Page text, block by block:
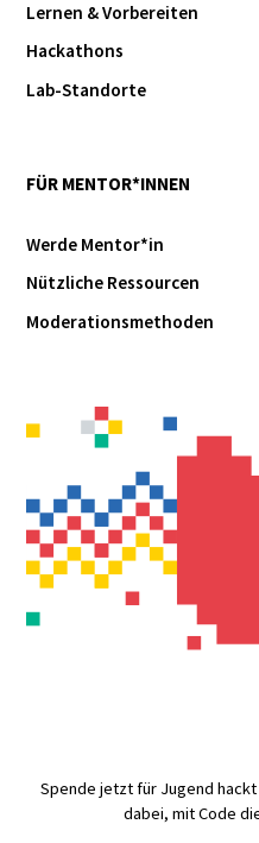
Lernen & Vorbereiten
Hackathons
Lab-Standorte
FÜR MENTOR*INNEN
Werde Mentor*in
Nützliche Ressourcen
Moderationsmethoden
Spende jetzt für Jugend
dabei, mit Code